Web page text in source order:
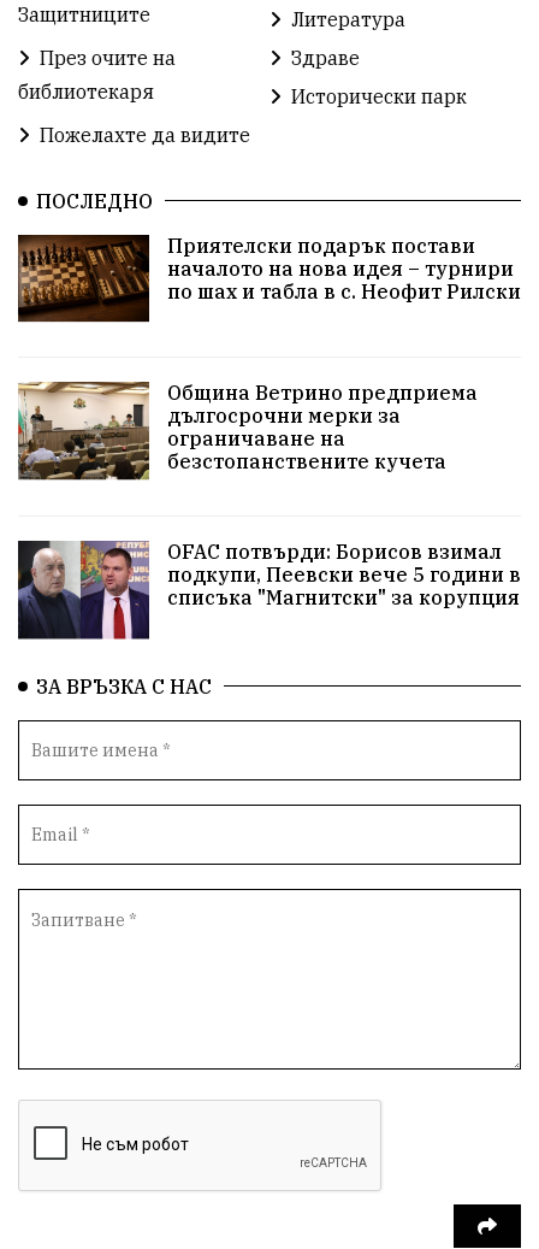
Свят
Предстоящи Доброволчески дейности
Забавления Второ българско царство
Храна от село Лична инициатива
Здравословно Изкуство Заедно за България
Актуално Образователно
Красиво Ветрино защитниците
Детски лагер Вяра Евроатлантизъм
Народно читалище Изобразително изкуство
български художници
Семейство Новости Български Юнак
Възстановки
Настаняване Справедливост Реклама
Райско място
Защитниците
Литература
През очите на
библиотекаря
Здраве
Исторически парк
Пожелахте да видите
ПОСЛЕДНО
Приятелски подарък постави
началото на нова идея – турнири
по шах и табла в с. Неофит Рилски
Община Ветрино предприема
дългосрочни мерки за
ограничаване на
безстопанствените кучета
OFAC потвърди: Борисов взимал
подкупи, Пеевски вече 5 години в
списъка "Магнитски" за корупция
ЗА ВРЪЗКА С НАС